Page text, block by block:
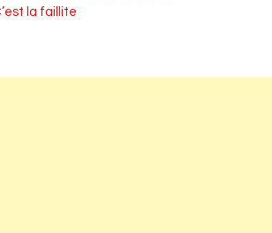
la faillite